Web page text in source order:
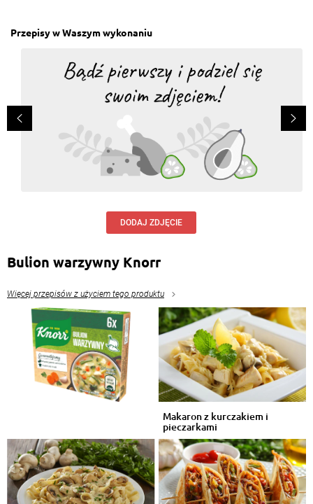
Przepisy w Waszym wykonaniu
DODAJ ZDJĘCIE
Bulion warzywny Knorr
Więcej przepisów z użyciem tego produktu
Makaron z kurczakiem i
pieczarkami